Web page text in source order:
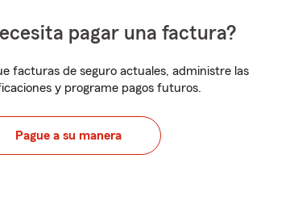
pagar una factura?
facturas de seguro actuales, administre las
y programe pagos futuros.
Pague a su manera